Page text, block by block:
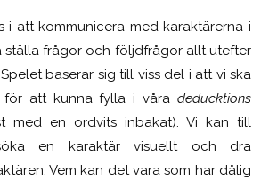
i att kommunicera med karaktärerna i
ställa frågor och följdfrågor allt utefter
baserar sig till viss del i att vi ska
för att kunna fylla i våra deducktions
med en ordvits inbakat). Vi kan till
en karaktär visuellt och dra
Vem kan det vara som har dålig